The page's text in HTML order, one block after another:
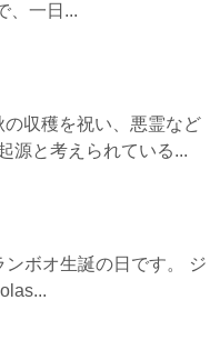
、一日...
収穫を祝い、悪霊など
源と考えられている...
ボオ生誕の日です。 ジ